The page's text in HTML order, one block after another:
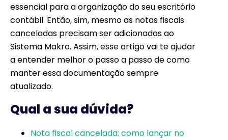
essencial para a organização do seu escritório
contábil. Então, sim, mesmo as notas fiscais
canceladas precisam ser adicionadas ao
Sistema Makro. Assim, esse artigo vai te ajudar
a entender melhor o passo a passo de como
manter essa documentação sempre
atualizado.
Qual a sua dúvida?
Nota fiscal cancelada: como lançar no